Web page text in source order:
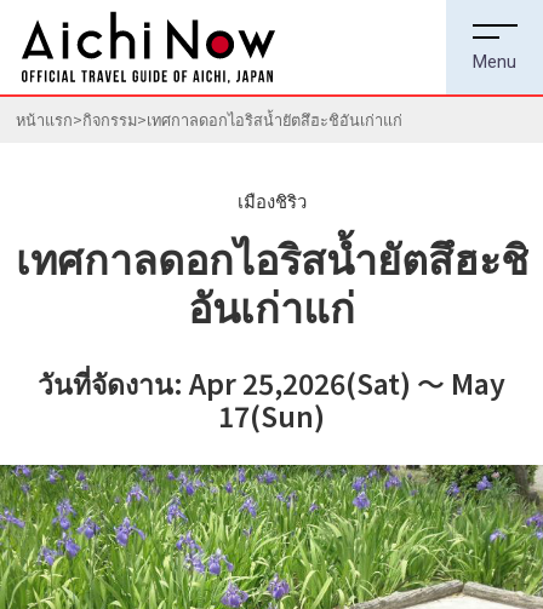
หน้าแรก กิจกรรม เทศกาลดอกไอริสน้ำยัตสึฮะชิอันเก่าแก่
เมืองชิริว
เทศกาลดอกไอริสน้ำยัตสึฮะชิ
อันเก่าแก่
วันที่จัดงาน: Apr 25,2026(Sat) ～ May
17(Sun)